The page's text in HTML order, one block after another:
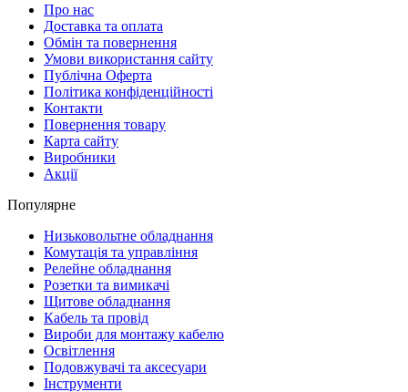
Про нас
Доставка та оплата
Обмін та повернення
Умови використання сайту
Публічна Оферта
Політика конфіденційності
Контакти
Повернення товару
Карта сайту
Виробники
Акції
Популярне
Низьковольтне обладнання
Комутація та управління
Релейне обладнання
Розетки та вимикачі
Щитове обладнання
Кабель та провід
Вироби для монтажу кабелю
Освітлення
Подовжувачі та аксесуари
Інструменти